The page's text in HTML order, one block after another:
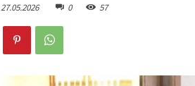
27.05.2026 0 57